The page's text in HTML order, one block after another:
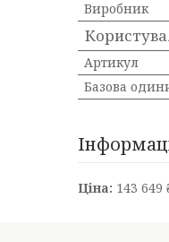
Виробник
Артикул
Базова
Ціна: 143 649